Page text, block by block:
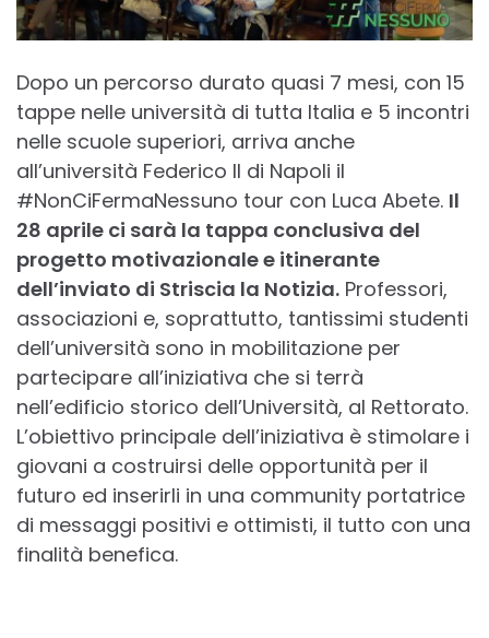
Dopo un percorso durato quasi 7 mesi, con 15
tappe nelle università di tutta Italia e 5 incontri
nelle scuole superiori, arriva anche
all’università Federico II di Napoli il
#NonCiFermaNessuno tour con Luca Abete. Il
28 aprile ci sarà la tappa conclusiva del
progetto motivazionale e itinerante
dell’inviato di Striscia la Notizia. Professori,
associazioni e, soprattutto, tantissimi studenti
dell’università sono in mobilitazione per
partecipare all’iniziativa che si terrà
nell’edificio storico dell’Università, al Rettorato.
L’obiettivo principale dell’iniziativa è stimolare i
giovani a costruirsi delle opportunità per il
futuro ed inserirli in una community portatrice
di messaggi positivi e ottimisti, il tutto con una
finalità benefica.